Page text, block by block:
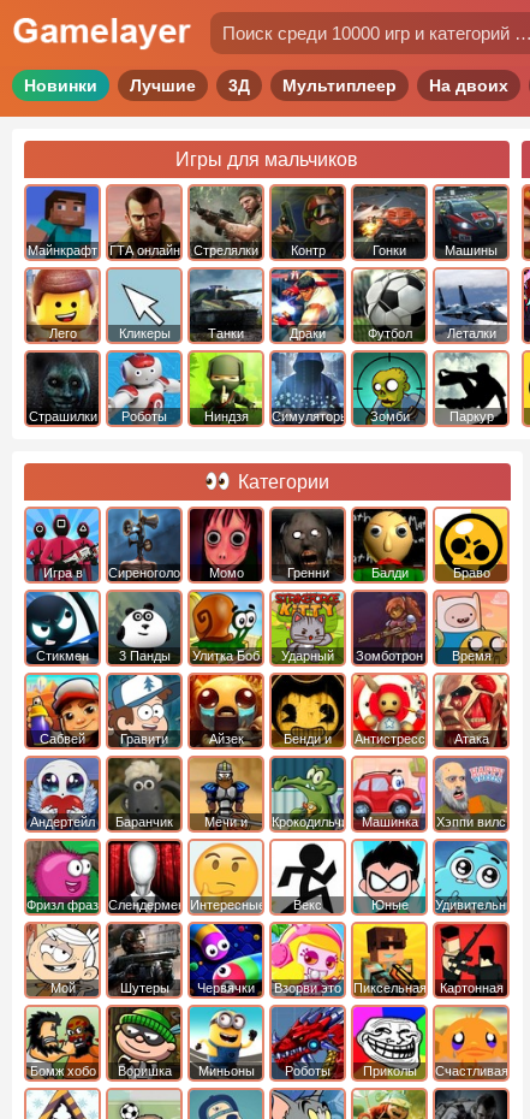
Новинки Лучшие 3Д Мультиплеер На двоих
Игры для мальчиков
Майнкрафт ГТА онлайн Стрелялки
Контр
Страйк
Гонки Машины
Лего Кликеры Танки Драки Футбол Леталки
Страшилки Роботы Ниндзя Симуляторы Зомби Паркур
Категории
Игра в
Кальмара
Сиреноголовый Момо Гренни Балди
Браво
Старс
Стикмен 3 Панды Улитка Боб
Ударный
отряд котят
Зомботрон
Время
Приключений
Сабвей
Серф
Гравити
Фолз
Айзек
Бенди и
Чернильная
машина
Антистресс
Атака
Титанов
Андертейл
Баранчик
Шон
Мечи и
Сандали
Крокодильчик
Свомпи
Машинка
Вилли
Хэппи вилс
Фризл фраз Слендермен Интересные Векс
Юные
титаны
вперед
Удивительный
мир
Гамбола
Мой
шумный
дом
Шутеры Червячки Взорви это
Пиксельная
война
Картонная
башка
Бомж хобо
Воришка
боб
Миньоны
Роботы
динозавры
Приколы
Счастливая
обезьянка